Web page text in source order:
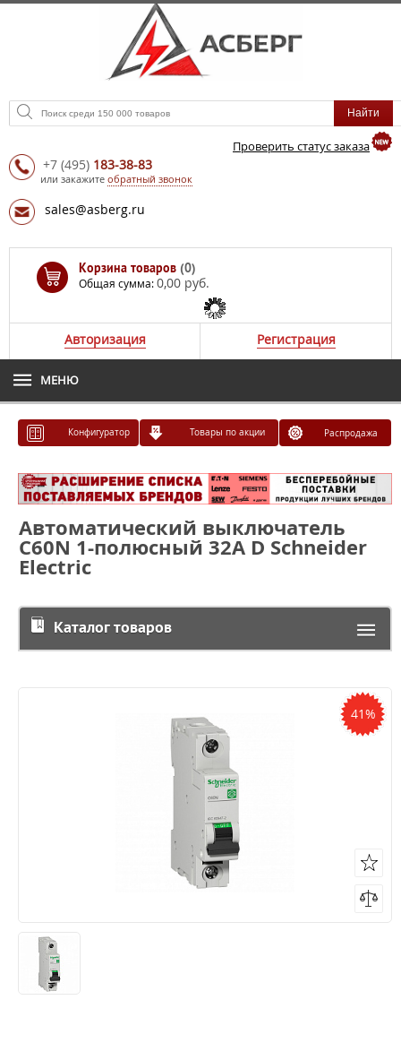
Проверить статус заказа
+7 (495) 183-38-83
или закажите обратный звонок
sales@asberg.ru
Корзина товаров (0)
Общая сумма:0,00 руб.
Авторизация Регистрация
МЕНЮ
Конфигуратор Товары по акции Распродажа
Автоматический выключатель
C60N 1-полюсный 32A D Schneider
Electric
Каталог товаров
41%